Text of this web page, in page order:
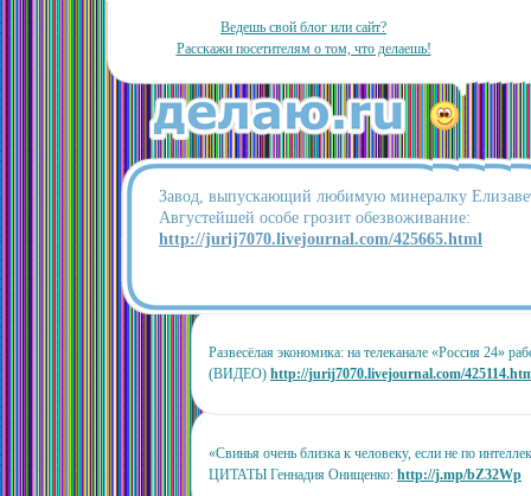
Ведешь свой блог или сайт?
Расскажи посетителям о том, что делаешь!
Завод, выпускающий любимую минералку
Августейшей особе грозит обезвоживание:
http://jurij7070.livejournal.com/425665.html
Развесёлая экономика: на телеканале «Россия 24»
(ВИДЕО) http://jurij7070.livejournal.com/
«Свинья очень близка к человеку, если не по
ЦИТАТЫ Геннадия Онищенко: http://j.mp/bZ32Wp